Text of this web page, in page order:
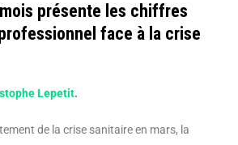
présente les chiffres
face à la crise
Lepetit.
de la crise sanitaire en mars, la